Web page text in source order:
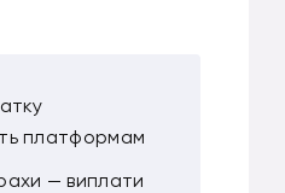
платформам
— виплати